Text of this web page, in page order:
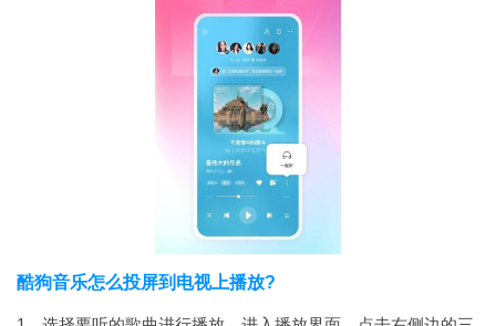
酷狗音乐怎么投屏到电视上播放?